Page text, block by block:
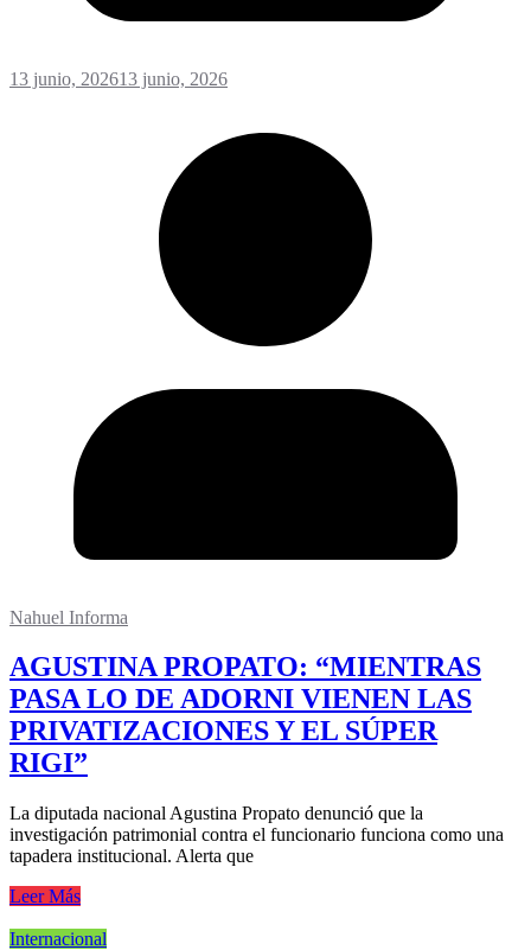
13 junio, 202613 junio, 2026
Nahuel Informa
AGUSTINA PROPATO: “MIENTRAS
PASA LO DE ADORNI VIENEN LAS
PRIVATIZACIONES Y EL SÚPER
RIGI”
La diputada nacional Agustina Propato denunció que la
investigación patrimonial contra el funcionario funciona como una
tapadera institucional. Alerta que
Leer Más
Internacional